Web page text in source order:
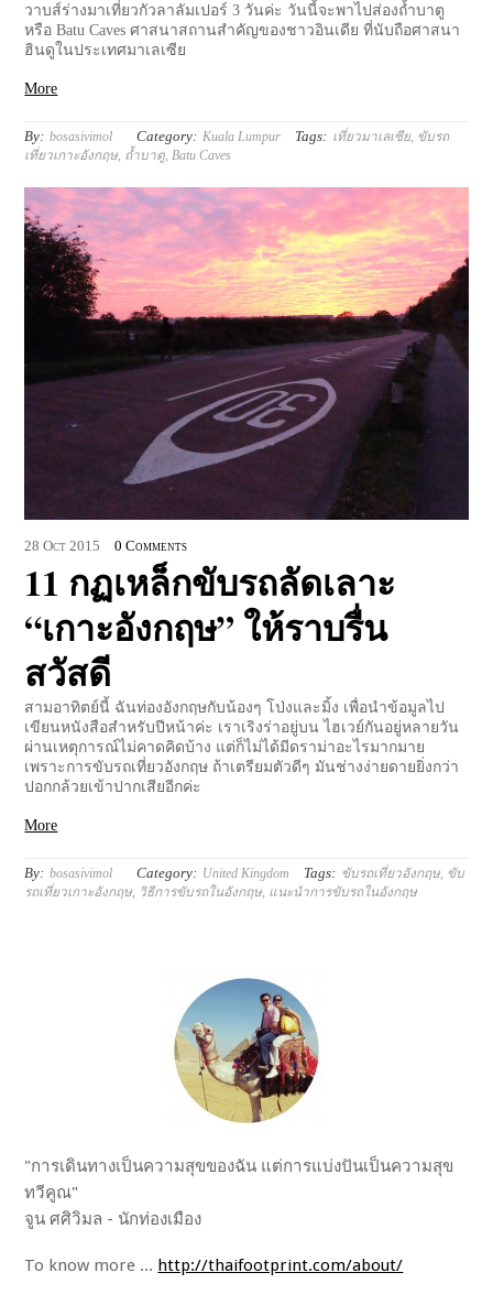
วาบส์ร่างมาเที่ยวกัวลาลัมเปอร์ 3 วันค่ะ วันนี้จะพาไปส่องถ้ำบาตู
หรือ Batu Caves ศาสนาสถานสำคัญของชาวอินเดีย ที่นับถือศาสนา
ฮินดูในประเทศมาเลเซีย
More
By: bosasivimol Category: Kuala Lumpur Tags: เที่ยวมาเลเซีย, ขับรถ
เที่ยวเกาะอังกฤษ ถ้ำบาตู Batu Caves
28 Oct 2015 0 Comments
11 กฏเหล็กขับรถลัดเลาะ
“เกาะอังกฤษ” ให้ราบรื่น
สวัสดี
สามอาทิตย์นี้ ฉันท่องอังกฤษกับน้องๆ โป่งและมิ้ง เพื่อนำข้อมูลไป
เขียนหนังสือสำหรับปีหน้าค่ะ เราเริงร่าอยู่บน ไฮเวย์กันอยู่หลายวัน
ผ่านเหตุการณ์ไม่คาดคิดบ้าง แต่ก็ไม่ได้มีดราม่าอะไรมากมาย
เพราะการขับรถเที่ยวอังกฤษ ถ้าเตรียมตัวดีๆ มันช่างง่ายดายยิ่งกว่า
ปอกกล้วยเข้าปากเสียอีกค่ะ
More
By: bosasivimol Category: United Kingdom Tags: ขับรถเที่ยวอังกฤษ, ขับ
รถเที่ยวเกาะอังกฤษ, วิธีการขับรถในอังกฤษ, แนะนำการขับรถในอังกฤษ
"การเดินทางเป็นความสุขของฉัน แต่การแบ่งปันเป็นความสุข
ทวีคูณ"
จูน ศศิวิมล - นักท่องเมือง
To know more ... http://thaifootprint.com/about/